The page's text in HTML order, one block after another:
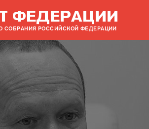
ФЕДЕРАЦИИ
СОБРАНИЯ РОССИЙСКОЙ ФЕДЕРАЦИИ